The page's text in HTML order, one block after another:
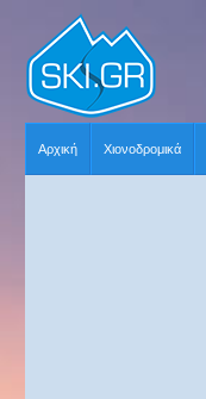
Αρχική Χιονοδρομικά